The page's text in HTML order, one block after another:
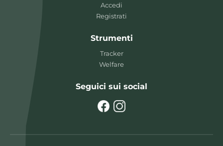
Accedi
Registrati
Strumenti
Tracker
Welfare
Seguici sui social